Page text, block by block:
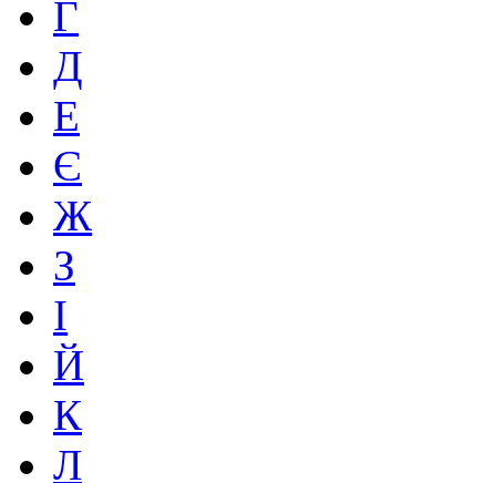
Г
Д
Е
Є
Ж
З
І
Й
К
Л